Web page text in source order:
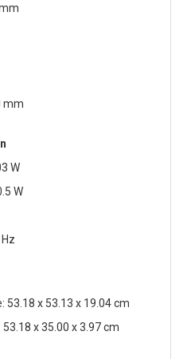
mm
W
W
53.18 x 53.13 x 19.04 cm
x 35.00 x 3.97 cm